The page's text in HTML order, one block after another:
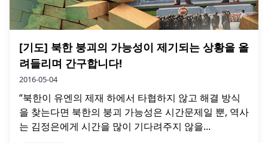
[기도] 북한 붕괴의 가능성이 제기되는 상황을 올
려들리며 간구합니다!
2016-05-04
“북한이 유엔의 제재 하에서 타협하지 않고 해결 방식
을 찾는다면 북한의 붕괴 가능성은 시간문제일 뿐, 역사
는 김정은에게 시간을 많이 기다려주지 않을...